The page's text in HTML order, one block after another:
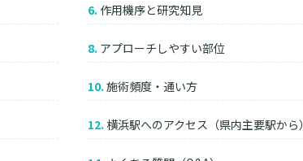
作用機序と研究知見
アプローチしやすい部位
施術頻度・通い方
横浜駅へのアクセス（県内主要駅から）